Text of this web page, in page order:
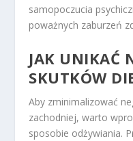
samopoczucia
poważnych zaburzeń
JAK UNIKAĆ
SKUTKÓW
Aby zminimalizować
zachodniej, warto
sposobie odżywiania.